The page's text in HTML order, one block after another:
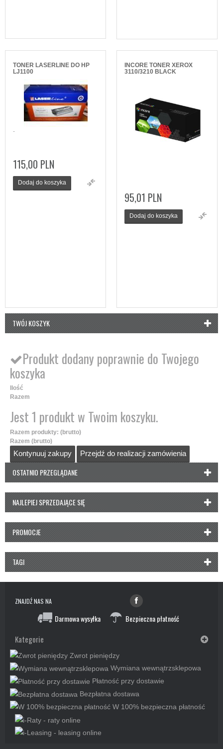
TONER LASERLINE DO HP
LJ1100
-
115,00 PLN
Dodaj do koszyka
INCORE TONER XEROX
3110/3210 BLACK
95,01 PLN
Dodaj do koszyka
TWÓJ KOSZYK
Produkt dodany poprawnie do Twojego
koszyka
Ilość
Razem
Jest 1 produkt w Twoim koszyku.
Razem produkty: (brutto)
Razem (brutto)
Kontynuuj zakupy Przejdź do realizacji zamówienia
OSTATNIO PRZEGLĄDANE
NAJLEPIEJ SPRZEDAJĄCE SIĘ
PROMOCJE
TAGI
ZNAJDŹ NAS NA
Darmowa wysyłka Bezpieczna płatność
Kategorie
Zwrot pieniędzy
Wymiana wewnątrzsklepowa
Płatność przy dostawie
Bezpłatna dostawa
W 100% bezpieczna płatność